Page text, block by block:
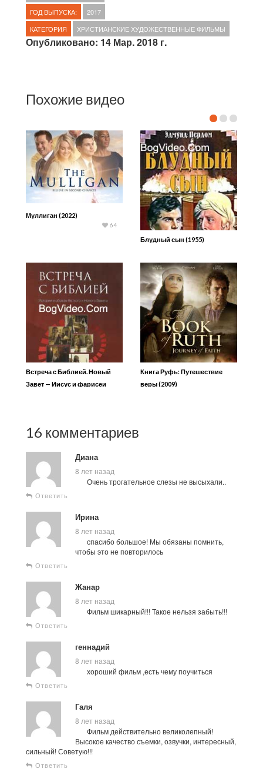
ГОД ВЫПУСКА:
2017
КАТЕГОРИЯ
ХРИСТИАНСКИЕ ХУДОЖЕСТВЕННЫЕ ФИЛЬМЫ
Опубликовано: 14 Мар. 2018 г.
Похожие видео
Муллиган (2022)
64
Блудный сын (1955)
Встреча с Библией. Новый
Завет — Иисус и фарисеи
Книга Руфь: Путешествие
веры (2009)
16 комментариев
Диана
8 лет назад
Очень трогательное слезы не высыхали..
Ответить
Ирина
8 лет назад
спасибо большое! Мы обязаны помнить,
чтобы это не повторилось
Ответить
Жанар
8 лет назад
Фильм шикарный!!! Такое нельзя забыть!!!
Ответить
геннадий
8 лет назад
хороший фильм ,есть чему поучиться
Ответить
Галя
8 лет назад
Фильм действительно великолепный!
Высокое качество съемки, озвучки, интересный,
сильный! Советую!!!
Ответить